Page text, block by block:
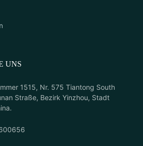
UNS
1515, Nr. 575 Tiantong South
Straße, Bezirk Yinzhou, Stadt